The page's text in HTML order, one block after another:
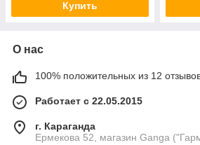
Купить
О нас
100% положительных из 12
Работает с 22.05.2015
г. Караганда
Ермекова 52, магазин Ganga